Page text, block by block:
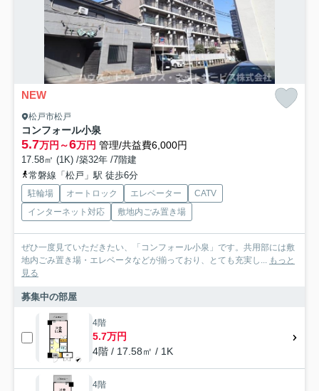
NEW
松戸市松戸
コンフォール小泉
5.7万円～6万円 管理/共益費6,000円
17.58㎡ (1K) /築32年 /7階建
常磐線「松戸」駅 徒歩6分
駐輪場 オートロック エレベーター
CATV
インターネット対応
敷地内ごみ置き場
ぜひ一度見ていただきたい、「コンフォール小泉」です。共用部には敷
地内ごみ置き場・エレベータなどが揃っており、とても充実し... もっと
見る
募集中の部屋
4階
5.7万円
4階 / 17.58㎡ / 1K
4階